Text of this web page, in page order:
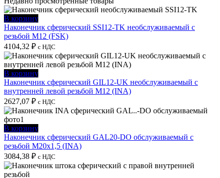
В корзину
Наконечник сферический SSI12-TK необслуживаемый с
резьбой M12 (FSK)
4104,32 ₽ с НДС
В корзину
Наконечник сферический GIL12-UK необслуживаемый с
внутренней левой резьбой M12 (INA)
2627,07 ₽ с НДС
В корзину
Наконечник сферический GAL20-DO обслуживаемый с
резьбой M20x1,5 (INA)
3084,38 ₽ с НДС